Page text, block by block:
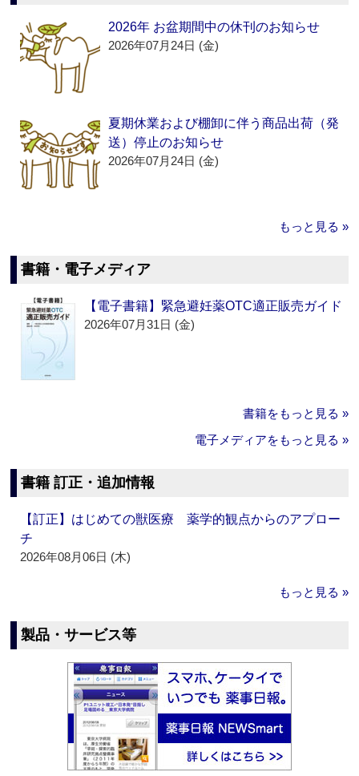
2026年 お盆期間中の休刊のお知らせ
2026年07月24日 (金)
夏期休業および棚卸に伴う商品出荷（発
送）停止のお知らせ
2026年07月24日 (金)
もっと見る »
書籍・電子メディア
【電子書籍】緊急避妊薬OTC適正販売ガイド
2026年07月31日 (金)
書籍をもっと見る »
電子メディアをもっと見る »
書籍 訂正・追加情報
【訂正】はじめての獣医療 薬学的観点からのアプロー
チ
2026年08月06日 (木)
もっと見る »
製品・サービス等